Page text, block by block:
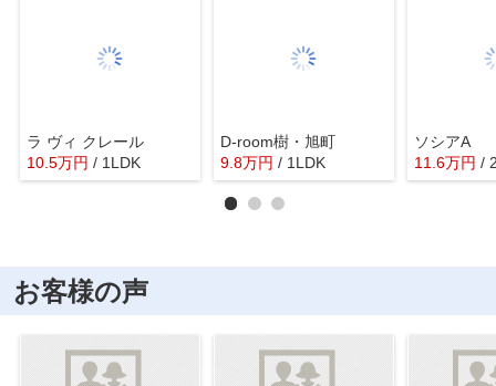
ラ ヴィ クレール
10.5万円 / 1LDK
D-room樹・旭町
9.8万円 / 1LDK
ソシアA
11.6万円 /
お客様の声